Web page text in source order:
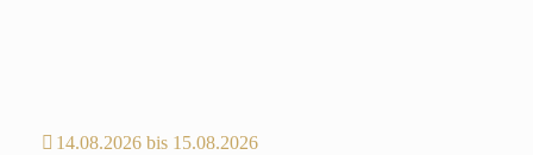
14.08.2026 bis 15.08.2026